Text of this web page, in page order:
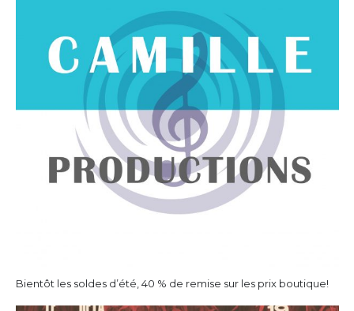
Bientôt les soldes d’été, 40 % de remise sur les prix boutique!